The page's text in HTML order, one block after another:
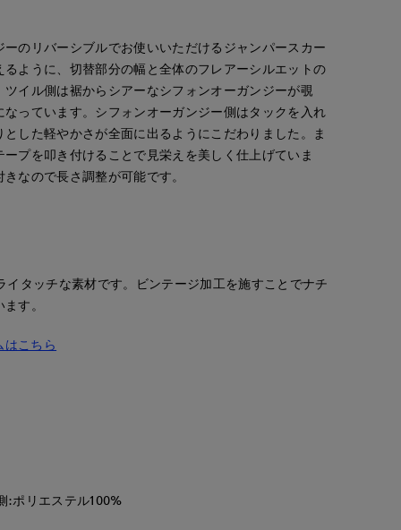
のリバーシブルでお使いいただけるジャンパースカー
るように、切替部分の幅と全体のフレアーシルエットの
イル側は裾からシアーなシフォンオーガンジーが覗
なっています。シフォンオーガンジー側はタックを入れ
した軽やかさが全面に出るようにこだわりました。ま
プを叩き付けることで見栄えを美しく仕上げていま
なので長さ調整が可能です。
イタッチな素材です。ビンテージ加工を施すことでナチ
す。
はこちら
:ポリエステル100%